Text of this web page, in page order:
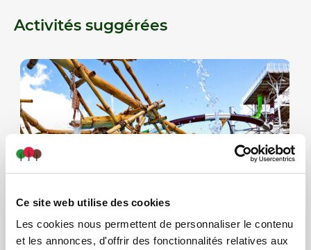
Ce site web utilise des cookies
Les cookies nous permettent de personnaliser le contenu
et les annonces, d'offrir des fonctionnalités relatives aux
Activités suggérées